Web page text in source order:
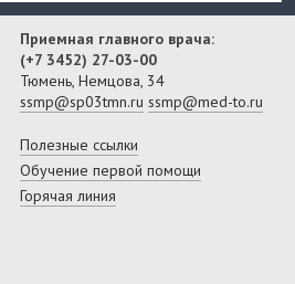
Приемная главного врача:
(+7 3452) 27-03-00
Тюмень, Немцова, 34
ssmp@sp03tmn.ru ssmp@med-to.ru
Полезные ссылки
Обучение первой помощи
Горячая линия